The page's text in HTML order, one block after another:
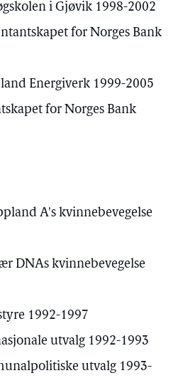
i Gjøvik 1998-2002
for Norges Bank
Energiverk 1999-2005
for Norges Bank
A's kvinnebevegelse
DNAs kvinnebevegelse
1992-1997
utvalg 1992-1993
utvalg 1993-